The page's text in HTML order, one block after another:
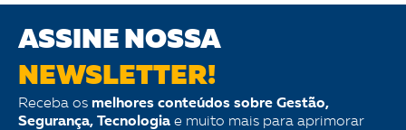
ASSINE NOSSA
NEWSLETTER!
Receba os melhores conteúdos sobre Gestão,
Segurança, Tecnologia e muito mais para aprimorar